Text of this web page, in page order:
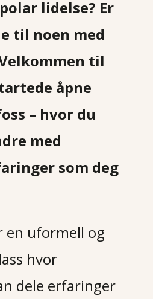
lidelse? Er
til noen med
til
åpne
– hvor du
med
som deg
en uformell og
hvor
dele erfaringer